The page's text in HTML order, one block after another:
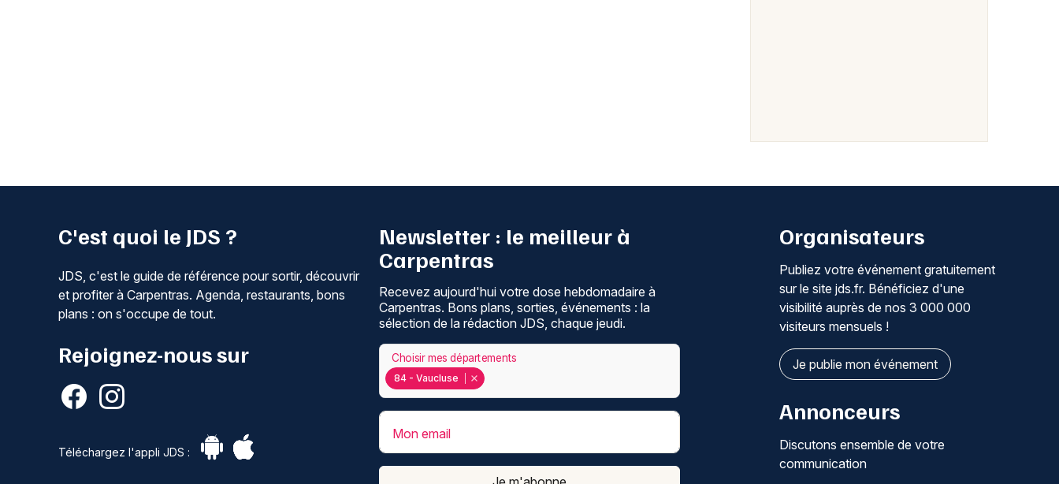
C'est quoi le JDS ?
JDS, c'est le guide de référence pour sortir, découvrir
et profiter à Carpentras. Agenda, restaurants, bons
plans : on s'occupe de tout.
Rejoignez-nous sur
Téléchargez l'appli JDS :
Newsletter : le meilleur à
Carpentras
Recevez aujourd'hui votre dose hebdomadaire à
Carpentras. Bons plans, sorties, événements : la
sélection de la rédaction JDS, chaque jeudi.
84 - Vaucluse
Choisir mes départements
Mon email
Organisateurs
Publiez votre événement gratuitement
sur le site jds.fr. Bénéficiez d'une
visibilité auprès de nos 3 000 000
visiteurs mensuels !
Je publie mon événement
Annonceurs
Discutons ensemble de votre
communication